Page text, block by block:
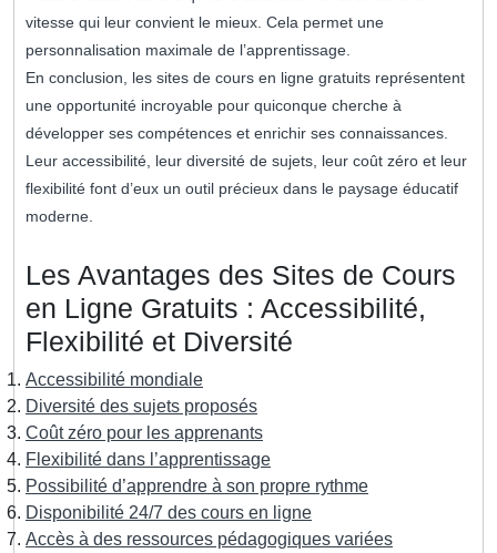
vitesse qui leur convient le mieux. Cela permet une
personnalisation maximale de l’apprentissage.
En conclusion, les sites de cours en ligne gratuits représentent
une opportunité incroyable pour quiconque cherche à
développer ses compétences et enrichir ses connaissances.
Leur accessibilité, leur diversité de sujets, leur coût zéro et leur
flexibilité font d’eux un outil précieux dans le paysage éducatif
moderne.
Les Avantages des Sites de Cours
en Ligne Gratuits : Accessibilité,
Flexibilité et Diversité
Accessibilité mondiale
Diversité des sujets proposés
Coût zéro pour les apprenants
Flexibilité dans l’apprentissage
Possibilité d’apprendre à son propre rythme
Disponibilité 24/7 des cours en ligne
Accès à des ressources pédagogiques variées